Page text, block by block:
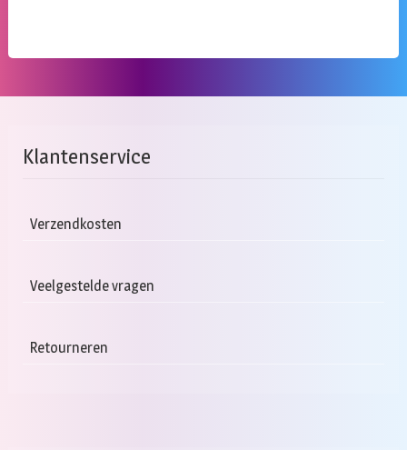
Klantenservice
Verzendkosten
Veelgestelde vragen
Retourneren